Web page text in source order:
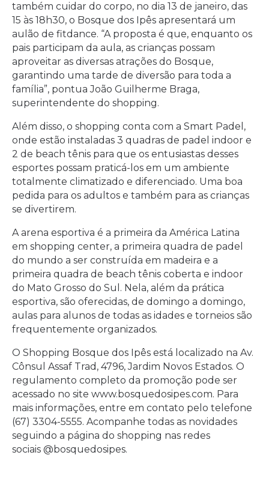
também cuidar do corpo, no dia 13 de janeiro, das
15 às 18h30, o Bosque dos Ipês apresentará um
aulão de fitdance. “A proposta é que, enquanto os
pais participam da aula, as crianças possam
aproveitar as diversas atrações do Bosque,
garantindo uma tarde de diversão para toda a
família”, pontua João Guilherme Braga,
superintendente do shopping.
Além disso, o shopping conta com a Smart Padel,
onde estão instaladas 3 quadras de padel indoor e
2 de beach tênis para que os entusiastas desses
esportes possam praticá-los em um ambiente
totalmente climatizado e diferenciado. Uma boa
pedida para os adultos e também para as crianças
se divertirem.
A arena esportiva é a primeira da América Latina
em shopping center, a primeira quadra de padel
do mundo a ser construída em madeira e a
primeira quadra de beach tênis coberta e indoor
do Mato Grosso do Sul. Nela, além da prática
esportiva, são oferecidas, de domingo a domingo,
aulas para alunos de todas as idades e torneios são
frequentemente organizados.
O Shopping Bosque dos Ipês está localizado na Av.
Cônsul Assaf Trad, 4796, Jardim Novos Estados. O
regulamento completo da promoção pode ser
acessado no site www.bosquedosipes.com. Para
mais informações, entre em contato pelo telefone
(67) 3304-5555. Acompanhe todas as novidades
seguindo a página do shopping nas redes
sociais @bosquedosipes.